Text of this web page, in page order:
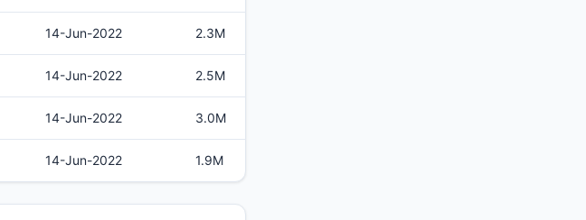
14-Jun-2022 2.3M
14-Jun-2022 2.5M
14-Jun-2022 3.0M
14-Jun-2022 1.9M